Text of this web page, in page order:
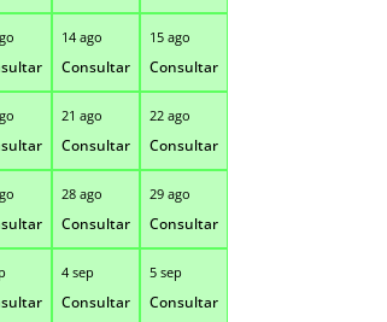
14 ago
Consultar
15 ago
Consultar
21 ago
Consultar
22 ago
Consultar
28 ago
Consultar
29 ago
Consultar
4 sep
Consultar
5 sep
Consultar